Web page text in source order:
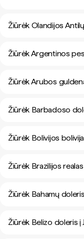
Žiūrėk Olandijos
Žiūrėk Argentinos
Žiūrėk Arubos
Žiūrėk Barbadoso
Žiūrėk Bolivijos
Žiūrėk Brazilijos
Žiūrėk Bahamų
Žiūrėk Belizo doleris į